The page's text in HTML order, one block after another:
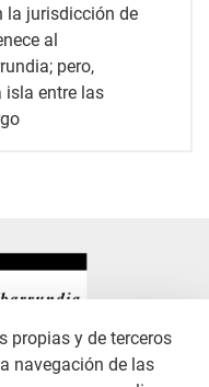
la jurisdicción de
al
pero,
isla entre las
LEGAL
propias y de terceros
navegación de las